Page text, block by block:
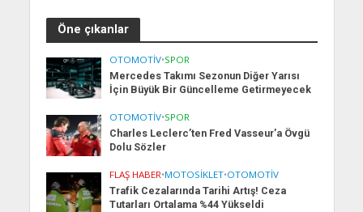
Öne çıkanlar
OTOMOTIV•SPOR
Mercedes Takımı Sezonun Diğer Yarısı
İçin Büyük Bir Güncelleme Getirmeyecek
OTOMOTIV•SPOR
Charles Leclerc’ten Fred Vasseur’a Övgü
Dolu Sözler
FLAŞ HABER•MOTOSIKLET•OTOMOTIV
Trafik Cezalarında Tarihi Artış! Ceza
Tutarları Ortalama %44 Yükseldi